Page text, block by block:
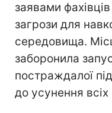
заявами
загрози для
середовища.
заборонила
постраждалої
до усунення